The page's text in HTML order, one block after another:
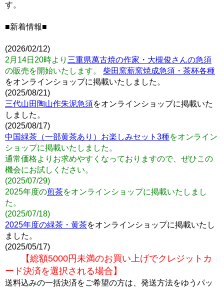
す。
■新着情報■
(2026/02/12)
2月14日20時より 三重県萬古焼の作家・大槻俊さんの急須
の販売を開始いたします。
柴田窯薪窯焼成急須・茶杯各種
をオンラインショップに掲載いたしました。
(2025/08/21)
三代山田陶山作朱泥急須をオンラインショップに掲載いた
しました。
(2025/08/17)
中国緑茶（一部黄茶あり）お楽しみセット3種をオンライン
ショップに掲載いたしました。
通常価格よりお求めやすくなっておりますので、ぜひこの
機会にお試しください。
(2025/07/29)
2025年度の煎茶をオンラインショップに掲載いたしまし
た。
(2025/07/18)
2025年度の緑茶・黄茶をオンラインショップに掲載いたし
ました。
(2025/05/17)
【総額5000円未満のお買い上げでクレジットカ
ード決済を選択される場合】
送料込みの一括決済をご希望の方は、発送方法をゆうパッ